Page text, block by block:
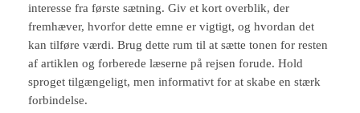
interesse fra første sætning. Giv et kort overblik, der
fremhæver, hvorfor dette emne er vigtigt, og hvordan det
kan tilføre værdi. Brug dette rum til at sætte tonen for resten
af artiklen og forberede læserne på rejsen forude. Hold
sproget tilgængeligt, men informativt for at skabe en stærk
forbindelse.